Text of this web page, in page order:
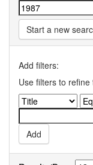
Start a new
Add filters:
Use filters to